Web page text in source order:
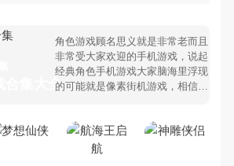
合集大全 >
角色游戏顾名思义就是非常老而且
非常受大家欢迎的手机游戏，说起
经典角色手机游戏大家脑海里浮现
的可能就是像素街机游戏，相信很
色手机游戏有哪些呢？游戏今天，
乐途下载站小编芒果味的怪咖给大